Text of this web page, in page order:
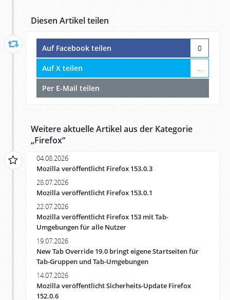
Diesen Artikel teilen
Auf Facebook teilen 0
Auf X teilen …
Per E-Mail teilen
Weitere aktuelle Artikel aus der Kategorie
„Firefox“
04.08.2026
Mozilla veröffentlicht Firefox 153.0.3
28.07.2026
Mozilla veröffentlicht Firefox 153.0.1
22.07.2026
Mozilla veröffentlicht Firefox 153 mit Tab-
Umgebungen für alle Nutzer
19.07.2026
New Tab Override 19.0 bringt eigene Startseiten für
Tab-Gruppen und Tab-Umgebungen
14.07.2026
Mozilla veröffentlicht Sicherheits-Update Firefox
152.0.6